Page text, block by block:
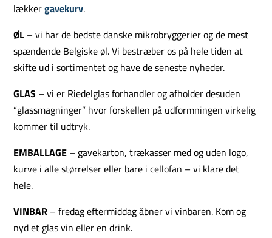
lækkergavekurv.
ØL – vi har de bedste danske mikrobryggerier og de mest
spændende Belgiske øl. Vi bestræber os på hele tiden at
skifte ud i sortimentet og have de seneste nyheder.
GLAS – vi er Riedelglas forhandler og afholder desuden
“glassmagninger” hvor forskellen på udformningen virkelig
kommer til udtryk.
EMBALLAGE – gavekarton, trækasser med og uden logo,
kurve i alle størrelser eller bare i cellofan – vi klare det
hele.
VINBAR – fredag eftermiddag åbner vi vinbaren. Kom og
nyd et glas vin eller en drink.